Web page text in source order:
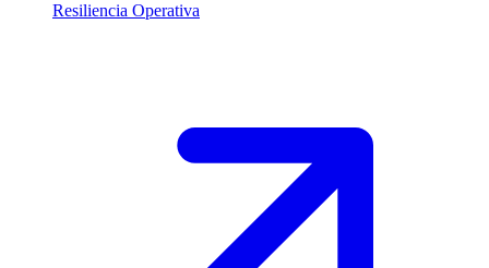
Resiliencia Operativa